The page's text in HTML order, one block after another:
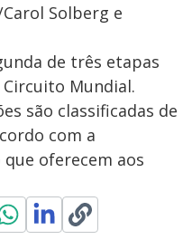
Solberg e
de três etapas
Mundial.
são classificadas de
com a
oferecem aos